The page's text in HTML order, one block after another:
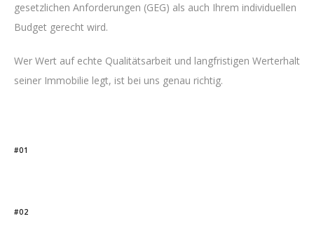
gesetzlichen Anforderungen (GEG) als auch Ihrem individuellen
Budget gerecht wird.
Wer Wert auf echte Qualitätsarbeit und langfristigen Werterhalt
seiner Immobilie legt, ist bei uns genau richtig.
#01
#02